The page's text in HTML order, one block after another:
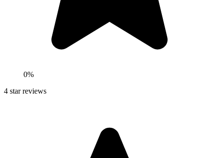
0%
4 star reviews